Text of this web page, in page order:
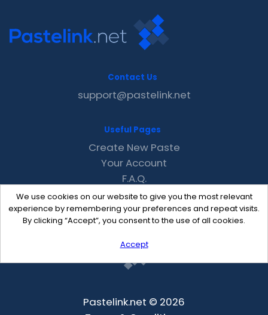
We use cookies on our website to give you the most relevant
experience by remembering your preferences and repeat visits.
By clicking “Accept”, you consent to the use of all cookies.
Accept
Contact Us
support@pastelink.net
Useful Pages
Create New Paste
Your Account
F.A.Q.
Recent
Contact
Pastelink.net © 2026